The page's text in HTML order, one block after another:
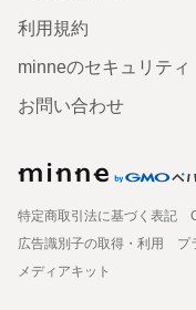
利用規約
minneのセキュリティ
お問い合わせ
特定商取引法に基づく表記
広告識別子の取得・利用
プ
メディアキット